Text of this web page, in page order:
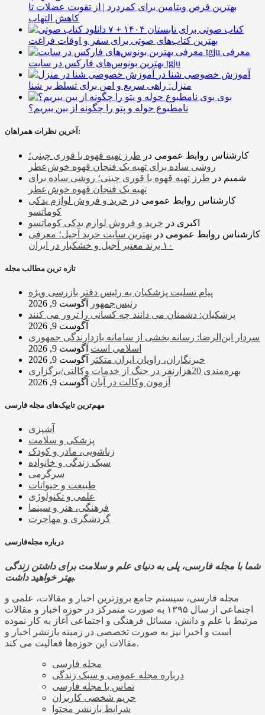
بهترین قرص ویتامین برای کمردرد | از تقویت عضلات تا
کاهش التهاب
۷ کتاب صوتی برای تابستان ۱۴۰۴ +
بهترین کتاب‌های صوتی برای سفر و اوقات فراغت
معرفی
بهترین بونوس‌های فارکس در سایت tgju
آموزش خصوصی شنا در
منزل: راهی سریع و امن برای تسلط بر شنا
بوی
نامطبوع حوله و پتو را چگونه از بین ببریم؟
آخرین نظرات همراهان:
کارشناس روابط عمومی در طرز تهیه قهوه با قوری چینی؛
روشی ساده برای تهیه یک فنجان قهوه خوش‌عطر
شمیم در طرز تهیه قهوه با قوری چینی؛ روشی ساده برای
تهیه یک فنجان قهوه خوش‌عطر
کارشناس روابط عمومی در خرید و فروش لوازم یدکی
کوماتسو
اکبری در خرید و فروش لوازم یدکی کوماتسو
کارشناس روابط عمومی در بهترین سایت خرید آجیل؛ معرفی
۱۰ برند معتبر آجیل و خشکبار در ایران
تازه ترین مطالب مجله
پیام تسلیت پزشکیان به رئیس دفتر بازرسی ویژه
رئیس‌جمهور
آگوست 9, 2026
پزشکیان: دشمنان می دانند چه کسانی را ترور می کنند
آگوست 9, 2026
سردار ابن‌الرضا: رسانه بخشی از سامانه بازدارندگی جمهوری
اسلامی است آگوست 9, 2026
خبرنگاران، راویان ایران متکثر
آگوست 9, 2026
بهره‌مندی 20هزارنفر در جنگ از خدمات وکالتی/برگزاری
آزمون وکالت در آبان آگوست 9, 2026
مهم‌ترین تایپک‌های مجله فارسی
آشپزی
پزشکی و سلامت
زناشویی، مادر و کودک
سبک زندگی و خانواده
سرگرمی
طبیعت و حیوانات
علمی و تکنولوژی
فرهنگی، هنر و سینما
گردشگری و مهاجرت
درباره مجله‌فارسی
شما با مجله فارسی، پلی به دنیای علم و سلامت برای داشتن زندگی
بهتر خواهید داشت.
مجله فارسی، سیستم جامع بروزترین اخبار و مقالات، علمی و
اجتماعی از سال ۱۳۹۵ به صورت متمرکز در حوزه اخبار و مقالات
مرتبط با علم و دانش، مسائل فرهنگی و اجتماعی آغاز به کار نموده
است و اخیرا نیز به صورت تخصصی در زمینه بازنشر اخبار و
مقالات این حوزه‌ها فعالیت می کند.
مجله فارسی
درباره مجله عمومی و سبک زندگی
تماس با مجله فارسی
حریم شخصی کاربران
شرایط بازنشر محتوا